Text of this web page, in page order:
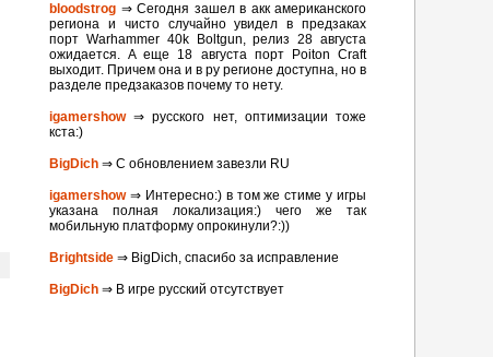
bloodstrog ⇒ Сегодня зашел в акк американского
региона и чисто случайно увидел в предзаках
порт Warhammer 40k Boltgun, релиз 28 августа
ожидается. A eще 18 августа порт Poiton Сraft
выходит. Причем она и в ру регионе доступна, но в
разделе предзаказов почему то нету.
igamershow⇒ русского нет, оптимизации тоже
кста:)
BigDich ⇒ С обновлением завезли RU
igamershow⇒ Интересно:) в том же стиме у игры
указана полная локализация:) чего же так
мобильную платформу опрокинули?:))
Brightside ⇒ BigDich, спасибо за исправление
BigDich ⇒ В игре русский отсутствует